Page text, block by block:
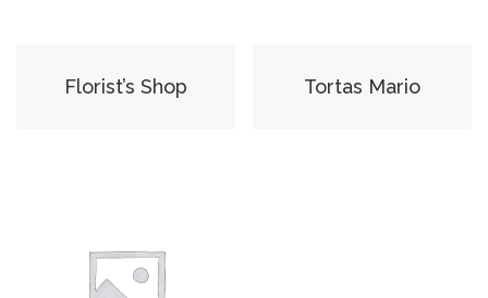
Florist’s Shop Tortas Mario